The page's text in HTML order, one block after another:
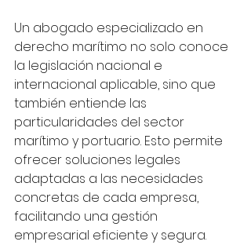
Un abogado especializado en
derecho marítimo no solo conoce
la legislación nacional e
internacional aplicable, sino que
también entiende las
particularidades del sector
marítimo y portuario. Esto permite
ofrecer soluciones legales
adaptadas a las necesidades
concretas de cada empresa,
facilitando una gestión
empresarial eficiente y segura.